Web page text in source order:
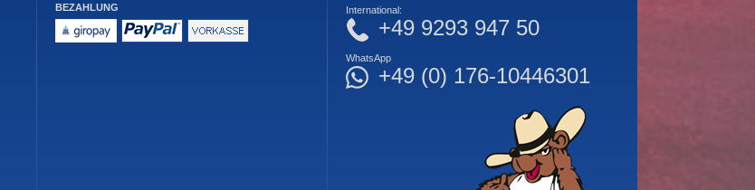
BEZAHLUNG International:
+49 9293 947 50
WhatsApp
+49 (0) 176-10446301